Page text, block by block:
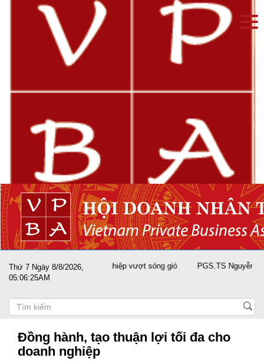
Thứ 7 Ngày 8/8/2026,
05:06:25AM
sát cánh cùng doanh nghiệp vượt sóng gió PGS.TS Nguyễn
Đồng hành, tạo thuận lợi tối đa cho
doanh nghiệp